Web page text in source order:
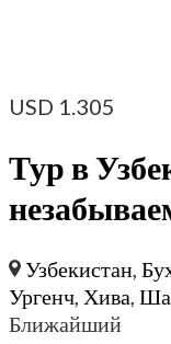
USD 1.305
Тур в
Узбекистан,
Ургенч, Хива,
Ближайший